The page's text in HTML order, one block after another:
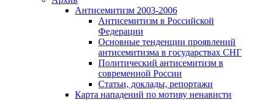
Антисемитизм 2003-2006
Антисемитизм в Российской
Федерации
Основные тенденции проявлений
антисемитизма в государствах СНГ
Политический антисемитизм в
современной России
Статьи, доклады, репортажи
Карта нападений по мотиву ненависти